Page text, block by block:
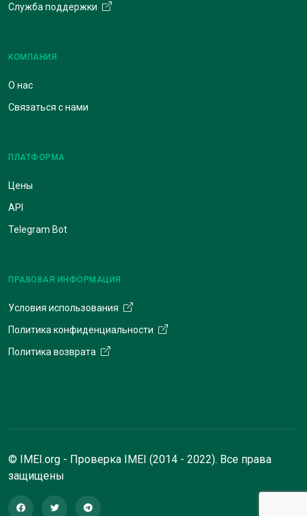
Служба поддержки
КОМПАНИЯ
О нас
Связаться с нами
ПЛАТФОРМА
Цены
API
Telegram Bot
ПРАВОВАЯ ИНФОРМАЦИЯ
Условия использования
Политика конфиденциальности
Политика возврата
© IMEI.org - Проверка IMEI (2014 - 2022). Все права
защищены